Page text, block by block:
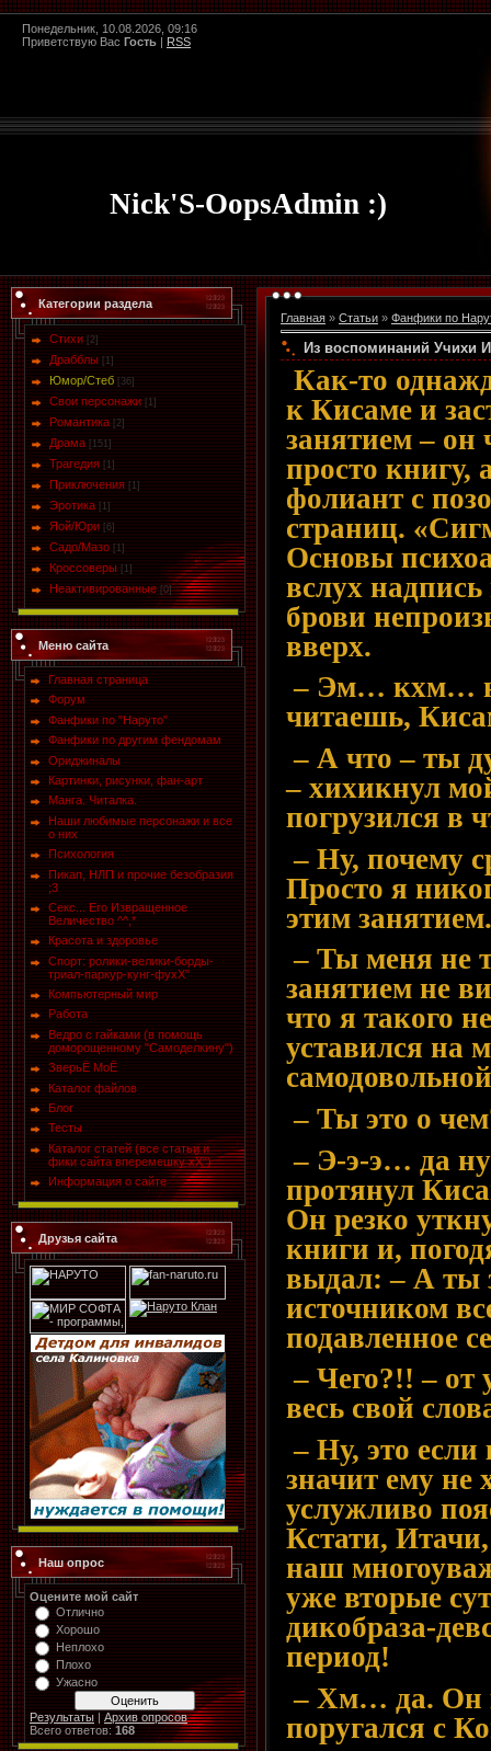
Понедельник, 10.08.2026, 09:16
Приветствую Вас Гость | RSS
Nick'S-OopsAdmin :)
Категории раздела
Стихи [2]
Драбблы [1]
Юмор/Стеб [36]
Свои персонажи [1]
Романтика [2]
Драма [151]
Трагедия [1]
Приключения [1]
Эротика [1]
Яой/Юри [6]
Садо/Мазо [1]
Кроссоверы [1]
Неактивированные [0]
Меню сайта
Главная страница
Форум
Фанфики по "Наруто"
Фанфики по другим фендомам
Ориджиналы
Картинки, рисунки, фан-арт
Манга. Читалка.
Наши любимые персонажи и все
о них
Психология
Пикап, НЛП и прочие безобразия
;3
Секс... Его Извращенное
Величество ^^,*
Красота и здоровье
Спорт: ролики-велики-борды-
триал-паркур-кунг-фухХ"
Компьютерный мир
Работа
Ведро с гайками (в помощь
доморощенному "Самоделкину")
ЗверьЁ МоЁ
Каталог файлов
Блог
Тесты
Каталог статей (все статьи и
фики сайта вперемешку хХ")
Информация о сайте
Друзья сайта
Наш опрос
Оцените мой сайт
Отлично
Хорошо
Неплохо
Плохо
Ужасно
Результаты | Архив опросов
Всего ответов: 168
Главная » Статьи » Фанфики по
Из воспоминаний Учихи
Как-то
к Кисаме и
занятием – он
просто книгу,
фолиант с
страниц.
Основы
вслух
брови
вверх.
– Эм… кхм…
читаешь,
– А что – ты
– хихикнул
погрузился в
– Ну, почему
Просто я
этим занятием.
– Ты меня не
занятием не
что я такого
уставился на
– Ты это о
– Э-э-э… да
протянул
Он резко
книги и,
выдал: – А ты
источником
подавленное
– Чего?!! – от
весь свой
– Ну, это если
значит ему не
услужливо
Кстати,
наш
уже вторые
дикобраза-
период!
– Хм… да. Он
поругался с